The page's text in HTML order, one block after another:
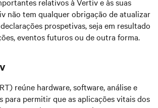
não tem qualquer obrigação de atualizar
prospetivas, seja em resultado
eventos futuros ou de outra forma.
reúne hardware, software, análise e
para permitir que as aplicações vitais dos